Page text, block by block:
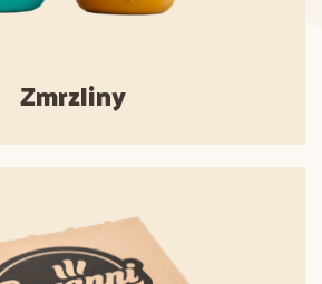
Zmrzliny